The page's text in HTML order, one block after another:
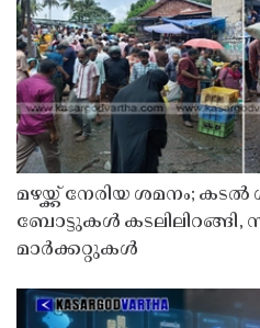
മഴയ്ക്ക് നേരിയ ശമനം;
ബോട്ടുകൾ കടലിലിറങ്ങി,
മാർക്കറ്റുകൾ